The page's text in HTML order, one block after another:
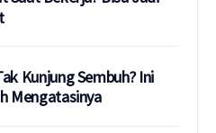
Kunjung Sembuh? Ini
Mengatasinya